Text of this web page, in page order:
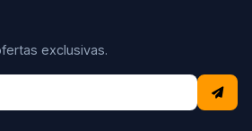
exclusivas.